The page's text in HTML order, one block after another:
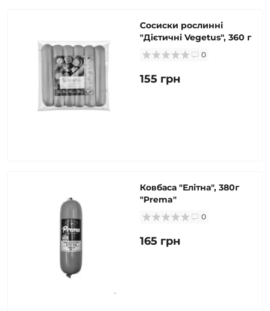
Сосиски рослинні
"Дієтичні Vegetus", 360 г
0
155 грн
Ковбаса "Елітна", 380г
"Prema"
0
165 грн